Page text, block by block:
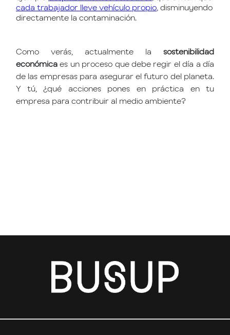
cada trabajador lleve vehículo propio , disminuyendo
directamente la contaminación.
Como verás, actualmente la sostenibilidad
económicaes un proceso que debe regir el día a día
de las empresas para asegurar el futuro del planeta.
Y tú, ¿qué acciones pones en práctica en tu
empresa para contribuir al medio ambiente?